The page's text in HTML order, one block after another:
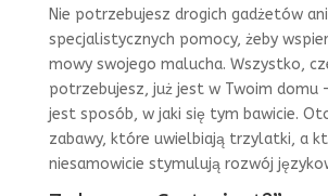
Nie potrzebujesz drogich gadżetów ani
specjalistycznych pomocy, żeby
mowy swojego malucha. Wszystko,
potrzebujesz, już jest w Twoim domu
jest sposób, w jaki się tym bawicie.
zabawy, które uwielbiają trzylatki, a
niesamowicie stymulują rozwój